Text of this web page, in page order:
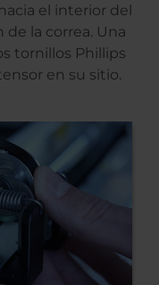
el interior del
la correa. Una
tornillos Phillips
en su sitio.